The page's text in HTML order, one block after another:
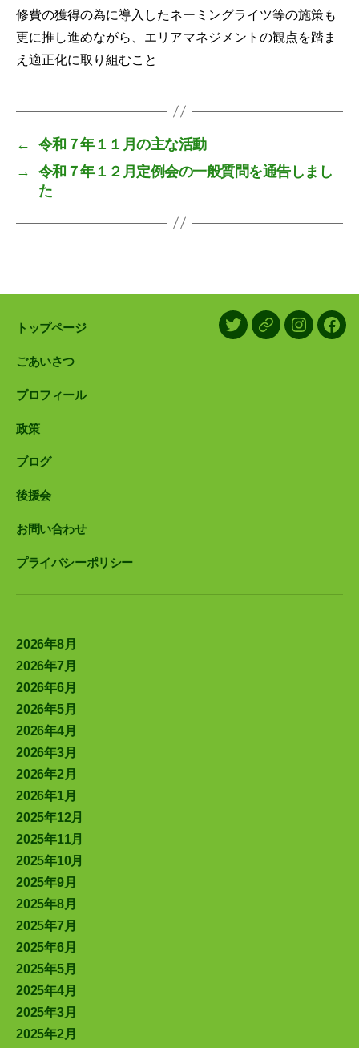
修費の獲得の為に導入したネーミングライツ等の施策も
更に推し進めながら、エリアマネジメントの観点を踏ま
え適正化に取り組むこと
←
令和７年１１月の主な活動
→
令和７年１２月定例会の一般質問を通告しまし
た
トップページ
ごあいさつ
プロフィール
政策
ブログ
後援会
お問い合わせ
プライバシーポリシー
X/TwitterLINE Instagram
2026年8月
2026年7月
2026年6月
2026年5月
2026年4月
2026年3月
2026年2月
2026年1月
2025年12月
2025年11月
2025年10月
2025年9月
2025年8月
2025年7月
2025年6月
2025年5月
2025年4月
2025年3月
2025年2月